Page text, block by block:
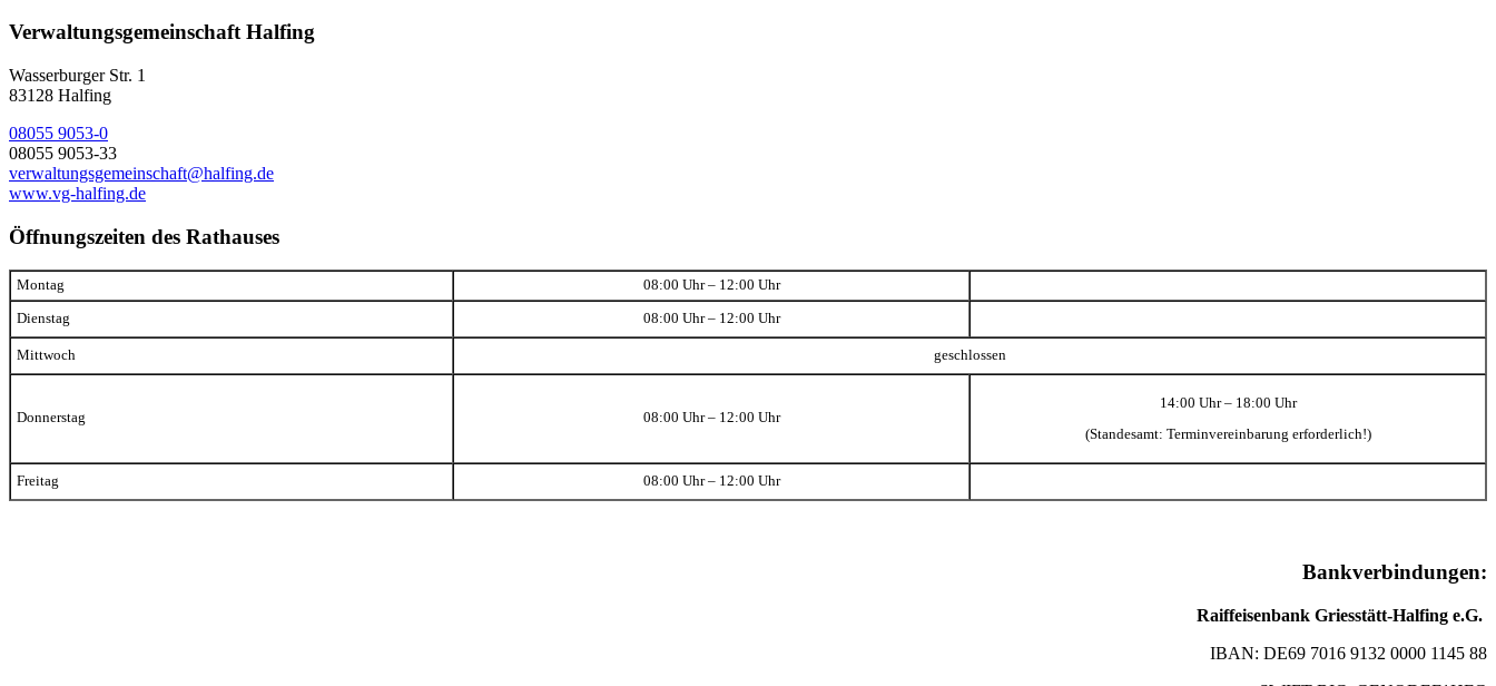
Verwaltungsgemeinschaft Halfing
Wasserburger Str. 1
83128 Halfing
08055 9053-0
08055 9053-33
verwaltungsgemeinschaft@halfing.de
www.vg-halfing.de
Öffnungszeiten des Rathauses
Montag 08:00 Uhr – 12:00 Uhr
Dienstag 08:00 Uhr – 12:00 Uhr
Mittwoch geschlossen
Donnerstag 08:00 Uhr – 12:00 Uhr
14:00 Uhr – 18:00 Uhr
(Standesamt: Terminvereinbarung erforderlich!)
Freitag 08:00 Uhr – 12:00 Uhr
Bankverbindungen:
Raiffeisenbank Griesstätt-Halfing e.G.
IBAN: DE69 7016 9132 0000 1145 88